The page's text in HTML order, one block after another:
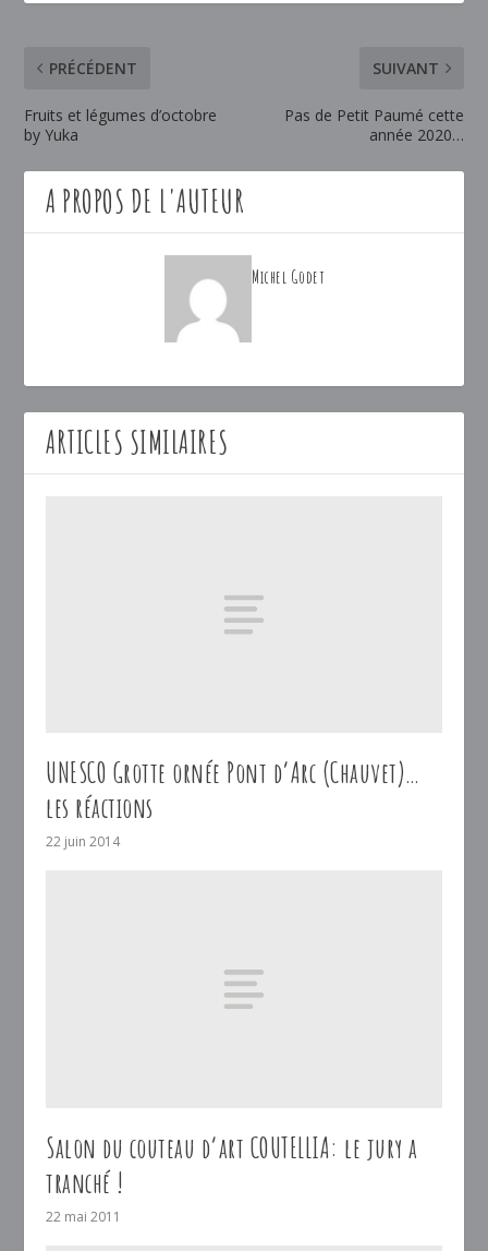
PRÉCÉDENT
Fruits et légumes d’octobre
by Yuka
SUIVANT
Pas de Petit Paumé cette
année 2020…
A PROPOS DE L'AUTEUR
Michel Godet
ARTICLES SIMILAIRES
UNESCO Grotte ornée Pont d’Arc (Chauvet)…
les réactions
22 juin 2014
Salon du couteau d’art COUTELLIA: le jury a
tranché !
22 mai 2011